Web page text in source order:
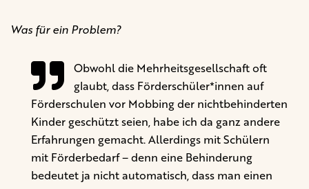
Was für ein Problem?
Obwohl die Mehrheitsgesellschaft oft
glaubt, dass Förderschüler*innen auf
Förderschulen vor Mobbing der nichtbehinderten
Kinder geschützt seien, habe ich da ganz andere
Erfahrungen gemacht. Allerdings mit Schülern
mit Förderbedarf – denn eine Behinderung
bedeutet ja nicht automatisch, dass man einen